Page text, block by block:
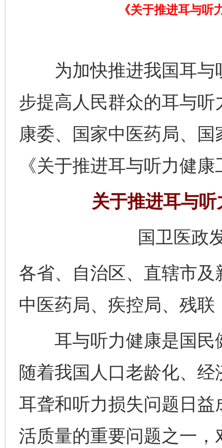
《关于推进耳与听
为加快推进我国耳与
步提高人民群众的耳与
康委、国家中医药局、
《关于推进耳与听力健
关于推进耳与
国卫医政
各省、自治区、直辖市
中医药局、疾控局、残联
耳与听力健康是国民
随着我国人口老龄化、
耳聋和听力损失问题日
活质量的重要问题之一